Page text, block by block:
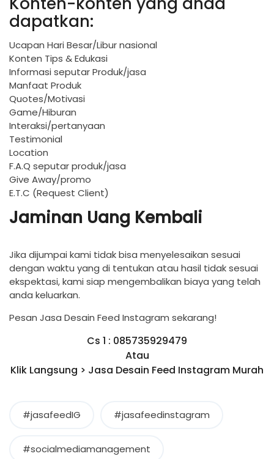
dapatkan:
Ucapan Hari Besar/Libur nasional
Konten Tips & Edukasi
Informasi seputar Produk/jasa
Manfaat Produk
Quotes/Motivasi
Game/Hiburan
Interaksi/pertanyaan
Testimonial
Location
F.A.Q seputar produk/jasa
Give Away/promo
E.T.C (Request Client)
Jaminan Uang Kembali
Jika dijumpai kami tidak bisa menyelesaikan sesuai
dengan waktu yang di tentukan atau hasil tidak sesuai
ekspektasi, kami siap mengembalikan biaya yang telah
anda keluarkan.
Pesan Jasa Desain Feed Instagram sekarang!
Cs 1 : 085735929479
Atau
Klik Langsung > Jasa Desain Feed Instagram Murah
#jasafeedIG #jasafeedinstagram
#socialmediamanagement